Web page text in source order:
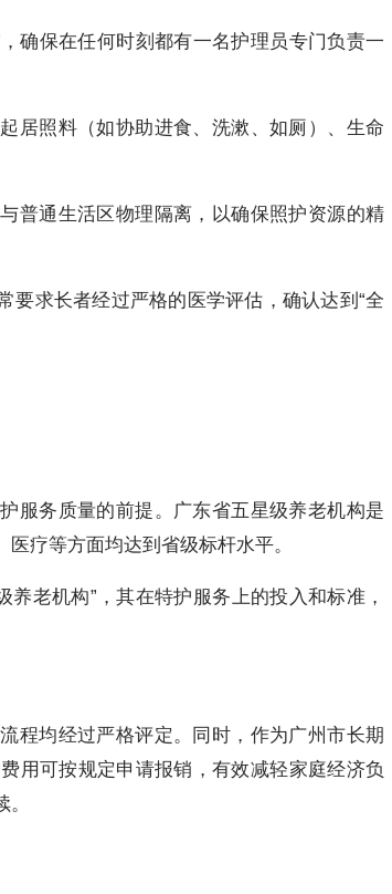
确保在任何时刻都有一名护理员专门负责一
居照料（如协助进食、洗漱、如厕）、生命
普通生活区物理隔离，以确保照护资源的精
要求长者经过严格的医学评估，确认达到“全
服务质量的前提。广东省五星级养老机构是
疗等方面均达到省级标杆水平。
养老机构”，其在特护服务上的投入和标准，
程均经过严格评定。同时，作为广州市长期
用可按规定申请报销，有效减轻家庭经济负